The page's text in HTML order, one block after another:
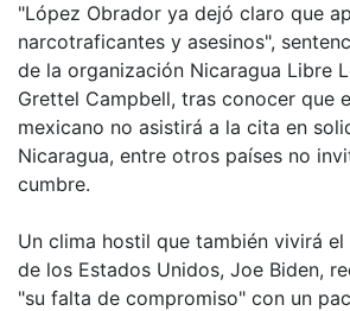
"López Obrador ya dejó claro que
narcotraficantes y asesinos",
de la organización Nicaragua Libre
Grettel Campbell, tras conocer que
mexicano no asistirá a la cita en
Nicaragua, entre otros países no
cumbre.
Un clima hostil que también vivirá
de los Estados Unidos, Joe Biden,
"su falta de compromiso" con un